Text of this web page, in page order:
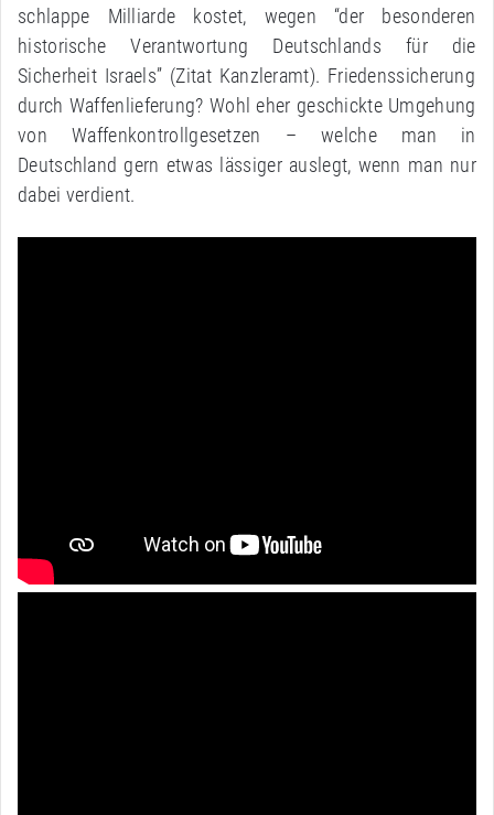
schlappe Milliarde kostet, wegen “der besonderen
historische Verantwortung Deutschlands für die
Sicherheit Israels” (Zitat Kanzleramt). Friedenssicherung
durch Waffenlieferung? Wohl eher geschickte Umgehung
von Waffenkontrollgesetzen – welche man in
Deutschland gern etwas lässiger auslegt, wenn man nur
dabei verdient.